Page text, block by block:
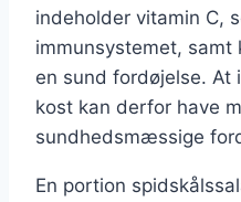
indeholder vitamin C,
immunsystemet,
en sund fordøjelse. At
kost kan derfor have
sundhedsmæssige
En portion